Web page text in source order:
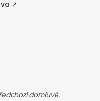
↗
domluvě.